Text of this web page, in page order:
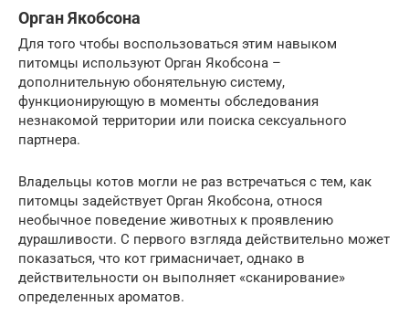
Орган Якобсона
Для того чтобы воспользоваться этим навыком
питомцы используют Орган Якобсона –
дополнительную обонятельную систему,
функционирующую в моменты обследования
незнакомой территории или поиска сексуального
партнера.
Владельцы котов могли не раз встречаться с тем, как
питомцы задействует Орган Якобсона, относя
необычное поведение животных к проявлению
дурашливости. С первого взгляда действительно может
показаться, что кот гримасничает, однако в
действительности он выполняет «сканирование»
определенных ароматов.